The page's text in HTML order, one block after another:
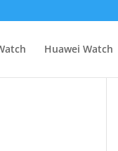
Huawei Watch